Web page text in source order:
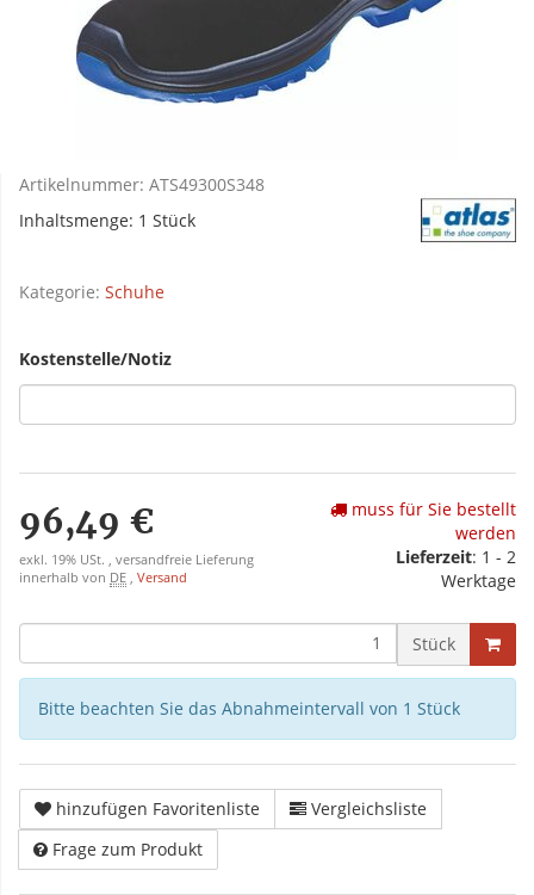
Artikelnummer: ATS49300S348
Inhaltsmenge: 1 Stück
Kategorie: Schuhe
Kostenstelle/Notiz
96,49 €
exkl. 19% USt. , versandfreie Lieferung
innerhalb von DE , Versand
muss für Sie bestellt
werden
Lieferzeit: 1 - 2
Werktage
Stück
Bitte beachten Sie das Abnahmeintervall von 1 Stück
hinzufügen Favoritenliste
Vergleichsliste
Frage zum Produkt